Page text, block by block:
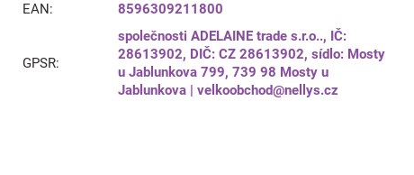
EAN: 8596309211800
GPSR:
společnosti ADELAINE trade s.r.o.., IČ:
28613902, DIČ: CZ 28613902, sídlo: Mosty
u Jablunkova 799, 739 98 Mosty u
Jablunkova | velkoobchod@nellys.cz